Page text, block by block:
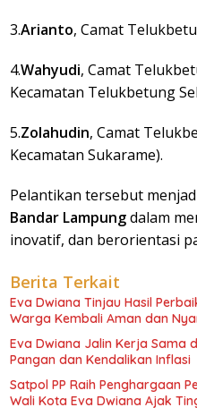
3.Arianto, Camat
4.Wahyudi, Camat
Kecamatan Telukbetung
5.Zolahudin, Camat
Kecamatan Sukarame).
Pelantikan tersebut
Bandar Lampungdalam
inovatif, dan berorientasi
Berita Terkait
Eva Dwiana Tinjau Hasil
Warga Kembali Aman dan
Eva Dwiana Jalin Kerja Sama
Pangan dan Kendalikan Inflasi
Satpol PP Raih Penghargaan
Wali Kota Eva Dwiana Ajak